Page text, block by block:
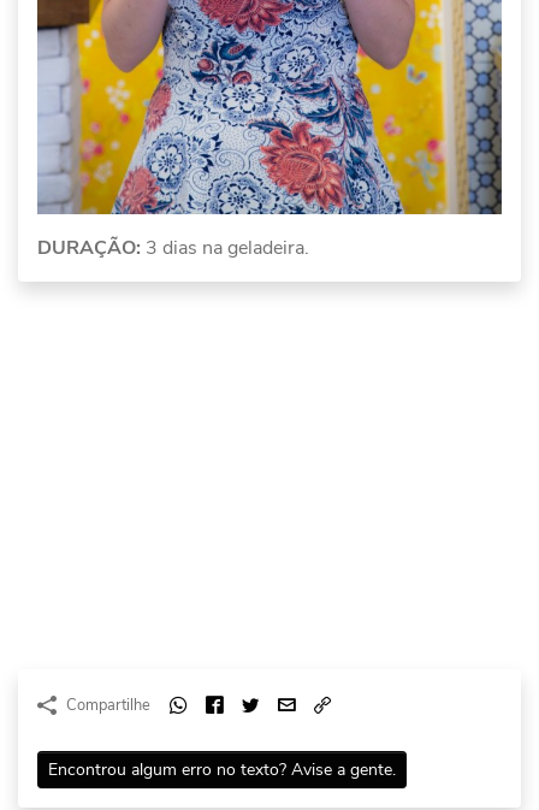
DURAÇÃO: 3 dias na geladeira.
Compartilhe
Encontrou algum erro no texto? Avise a gente.